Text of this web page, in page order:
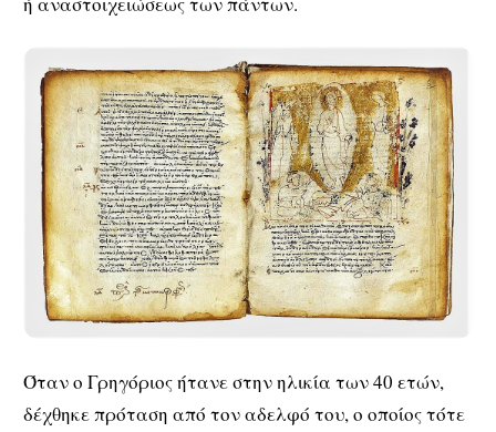
Όταν ο Γρηγόριος ήτανε στην ηλικία των 40 ετών,
δέχθηκε πρόταση από τον αδελφό του, ο οποίος τότε